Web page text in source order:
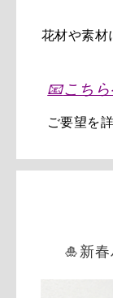
花材や素材
📧こち
ご要望を
🎍新